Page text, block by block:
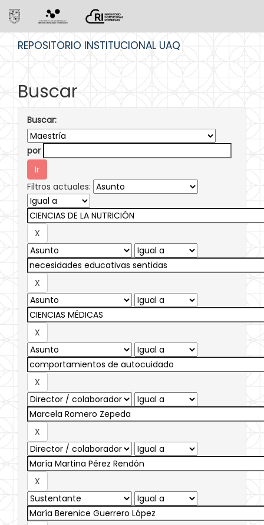
REPOSITORIO INSTITUCIONAL UAQ
Buscar
Buscar:
por
Filtros actuales: